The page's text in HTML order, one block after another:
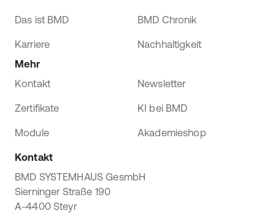
Das ist BMD
Karriere
BMD Chronik
Nachhaltigkeit
Mehr
Kontakt
Newsletter
Zertifikate KI bei BMD
Module Akademieshop
Kontakt
BMD SYSTEMHAUS GesmbH
Sierninger Straße 190
A-4400 Steyr